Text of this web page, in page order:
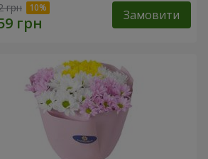
грн Замовити